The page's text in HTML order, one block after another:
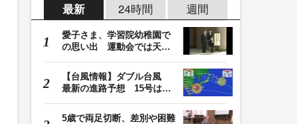
最新 24時間 週間
愛子さま、学習院幼稚園で
の思い出 運動会では天皇
【台風情報】ダブル台風
最新の進路予想 15号は北
5歳で両足切断、差別や困難